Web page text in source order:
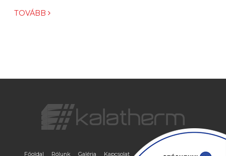
TOVÁBB
Főoldal Rólunk Galéria Kapcsolat Adatvédelmi nyilatkozat